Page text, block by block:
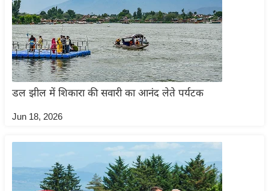
g
N
e
w
s
ला
फ
ल
टे
डल झील में शिकारा की सवारी का आनंद लेते पर्यटक
Jun 18, 2026